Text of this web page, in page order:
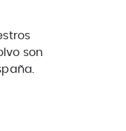
son